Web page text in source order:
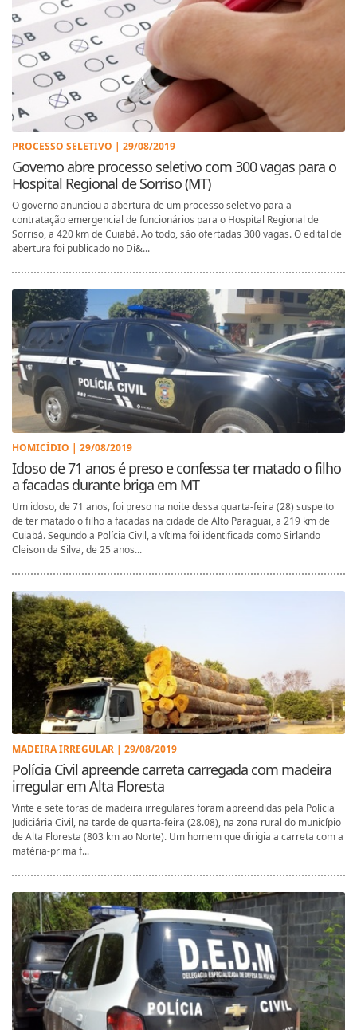
PROCESSO SELETIVO | 29/08/2019
Governo abre processo seletivo com 300 vagas para o
Hospital Regional de Sorriso (MT)
O governo anunciou a abertura de um processo seletivo para a
contratação emergencial de funcionários para o Hospital Regional de
Sorriso, a 420 km de Cuiabá. Ao todo, são ofertadas 300 vagas. O edital de
abertura foi publicado no Di&...
HOMICÍDIO | 29/08/2019
Idoso de 71 anos é preso e confessa ter matado o filho
a facadas durante briga em MT
Um idoso, de 71 anos, foi preso na noite dessa quarta-feira (28) suspeito
de ter matado o filho a facadas na cidade de Alto Paraguai, a 219 km de
Cuiabá. Segundo a Polícia Civil, a vítima foi identificada como Sirlando
Cleison da Silva, de 25 anos...
MADEIRA IRREGULAR | 29/08/2019
Polícia Civil apreende carreta carregada com madeira
irregular em Alta Floresta
Vinte e sete toras de madeira irregulares foram apreendidas pela Polícia
Judiciária Civil, na tarde de quarta-feira (28.08), na zona rural do município
de Alta Floresta (803 km ao Norte). Um homem que dirigia a carreta com a
matéria-prima f...